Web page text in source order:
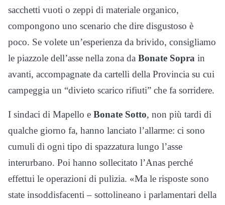
sacchetti vuoti o zeppi di materiale organico,
compongono uno scenario che dire disgustoso è
poco. Se volete un’esperienza da brivido, consigliamo
le piazzole dell’asse nella zona da Bonate Sopra in
avanti, accompagnate da cartelli della Provincia su cui
campeggia un “divieto scarico rifiuti” che fa sorridere.
I sindaci di Mapello e Bonate Sotto, non più tardi di
qualche giorno fa, hanno lanciato l’allarme: ci sono
cumuli di ogni tipo di spazzatura lungo l’asse
interurbano. Poi hanno sollecitato l’Anas perché
effettui le operazioni di pulizia. «Ma le risposte sono
state insoddisfacenti – sottolineano i parlamentari della